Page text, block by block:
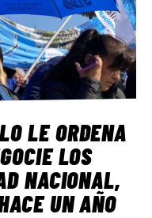
LE ORDENA
LOS
NACIONAL,
UN AÑO